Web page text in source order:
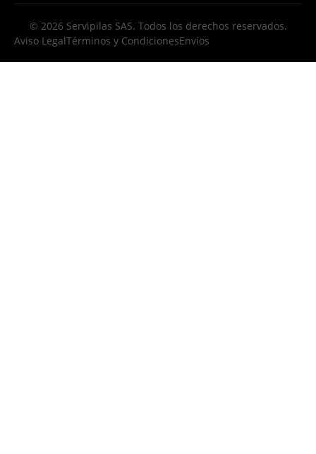
© 2026 Servipilas SAS. Todos los derechos reservados.
Aviso LegalTérminos y CondicionesEnvíos